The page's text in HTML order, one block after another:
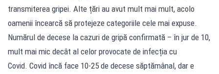
transmiterea gripei. Alte țări au avut mult mai mult, acolo
oamenii încearcă să protejeze categoriile cele mai expuse.
Numărul de decese la cazuri de gripă confirmată – în jur de 10,
mult mai mic decât al celor provocate de infecția cu
Covid. Covid încă face 10-25 de decese săptămânal, dar e